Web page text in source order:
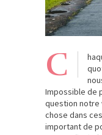
C
Impossible de
question notre
chose dans
important de